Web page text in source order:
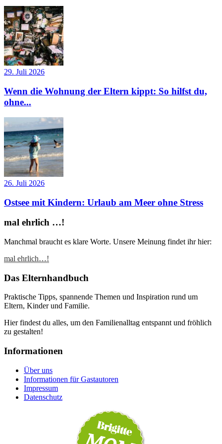
29. Juli 2026
Wenn die Wohnung der Eltern kippt: So hilfst du,
ohne...
26. Juli 2026
Ostsee mit Kindern: Urlaub am Meer ohne Stress
mal ehrlich …!
Manchmal braucht es klare Worte. Unsere Meinung findet ihr hier:
mal ehrlich…!
Das Elternhandbuch
Praktische Tipps, spannende Themen und Inspiration rund um
Eltern, Kinder und Familie.
Hier findest du alles, um den Familienalltag entspannt und fröhlich
zu gestalten!
Informationen
Über uns
Informationen für Gastautoren
Impressum
Datenschutz